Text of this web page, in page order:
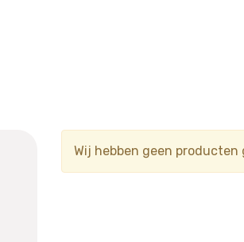
Wij hebben geen